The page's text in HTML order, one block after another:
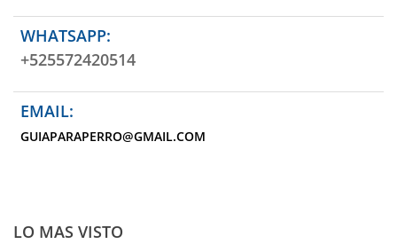
WHATSAPP:
+525572420514
EMAIL:
GUIAPARAPERRO@GMAIL.COM
LO MAS VISTO